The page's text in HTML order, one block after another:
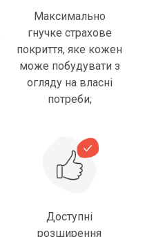
Максимально
гнучке страхове
покриття, яке кожен
може побудувати з
огляду на власні
потреби;
Доступні
розширення